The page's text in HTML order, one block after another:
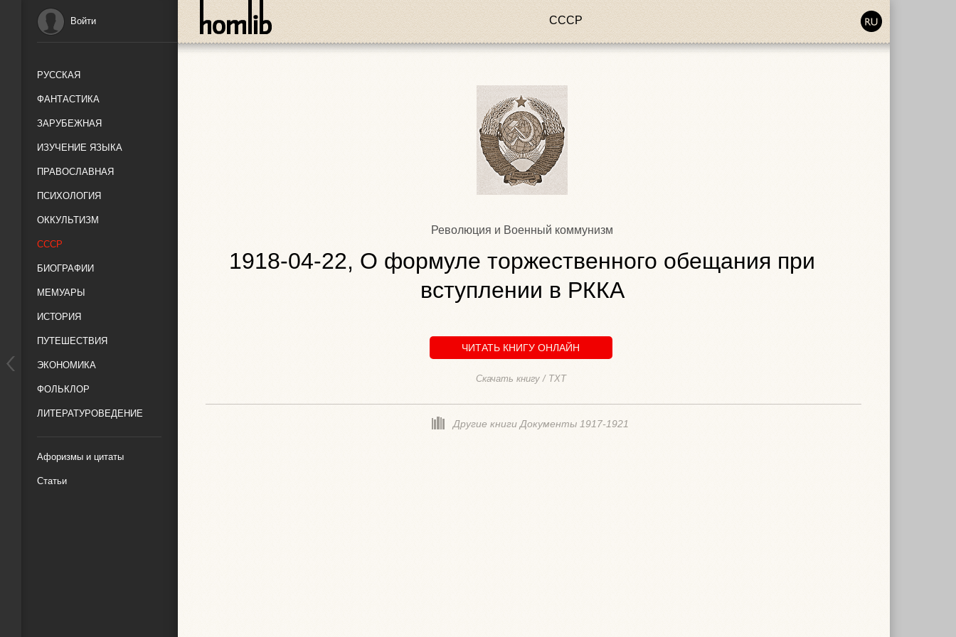
Войти
РУССКАЯ
ФАНТАСТИКА
ЗАРУБЕЖНАЯ
ИЗУЧЕНИЕ ЯЗЫКА
ПРАВОСЛАВНАЯ
ПСИХОЛОГИЯ
ОККУЛЬТИЗМ
СССР
БИОГРАФИИ
МЕМУАРЫ
ИСТОРИЯ
ПУТЕШЕСТВИЯ
ЭКОНОМИКА
ФОЛЬКЛОР
ЛИТЕРАТУРОВЕДЕНИЕ
Афоризмы и цитаты
Статьи
СССР
Революция и Военный коммунизм
1918-04-22, О формуле торжественного обещания при
вступлении в РККА
ЧИТАТЬ КНИГУ ОНЛАЙН
Скачать книгу / TXT
Другие книги Документы 1917-1921